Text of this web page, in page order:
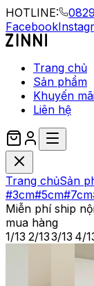
HOTLINE:
Facebook
Trang chủ
Sản phẩm
Khuyến
Liên hệ
Trang chủSản
#3cm#5cm#7cm
Miễn phí ship
mua hàng
1/13 2/133/13 4/